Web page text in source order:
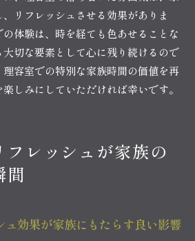
リフレッシュさせる効果がありま
体験は、時を経ても色あせることな
大切な要素として心に残り続けるので
容室での特別な家族時間の価値を再
しみにしていただければ幸いです。
レッシュが家族の
間
ュ効果が家族にもたらす良い影響